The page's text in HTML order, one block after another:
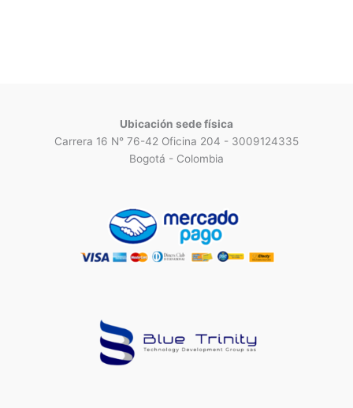
Ubicación sede física
Carrera 16 N° 76-42 Oficina 204 - 3009124335
Bogotá - Colombia